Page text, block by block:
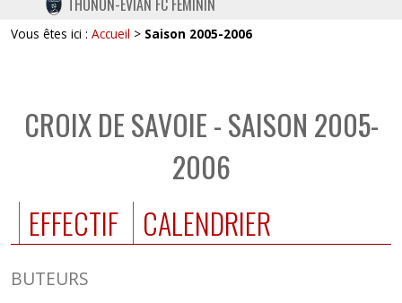
TWITTERTHONON-EVIAN FC FÉMININ
Vous êtes ici : Accueil > Saison 2005-2006
CROIX DE SAVOIE - SAISON 2005-
2006
EFFECTIF
CALENDRIER
BUTEURS